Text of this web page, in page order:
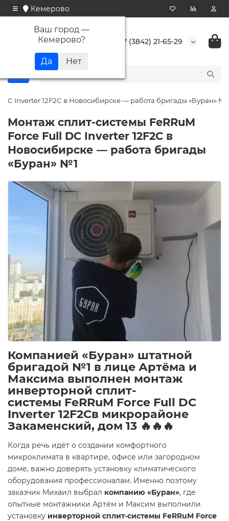
Кемерово
Ваш город —
Кемерово? +7 (3842) 21-65-29
Inverter 12F2C в Новосибирске — работа бригады «Буран» №1
Монтаж сплит-системы FeRRuM
Force Full DC Inverter 12F2C в
Новосибирске — работа бригады
«Буран» №1
Компанией «Буран» штатной
бригадой №1 в лице Артёма и
Максима выполнен монтаж
инверторной сплит-
системы FeRRuM Force Full DC
Inverter 12F2Cв микрорайоне
Закаменский, дом 13 🔥🔥🔥
Когда речь идёт о создании комфортного
микроклимата в квартире, офисе или загородном
доме, важно доверять установку климатического
оборудования профессионалам. Именно поэтому
заказчик Михаил выбрал компанию «Буран», где
опытные монтажники Артём и Максим выполнили
установку инверторной сплит-системы FeRRuM Force